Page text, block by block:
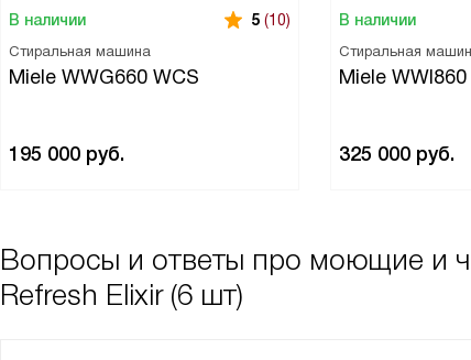
В наличии 5 (10)
Стиральная машина
Miele WWG660 WCS
195 000 руб.
В наличии
Стиральная
Miele WWI860
325 000 руб.
Вопросы и ответы про моющие и
Refresh Elixir (6 шт)